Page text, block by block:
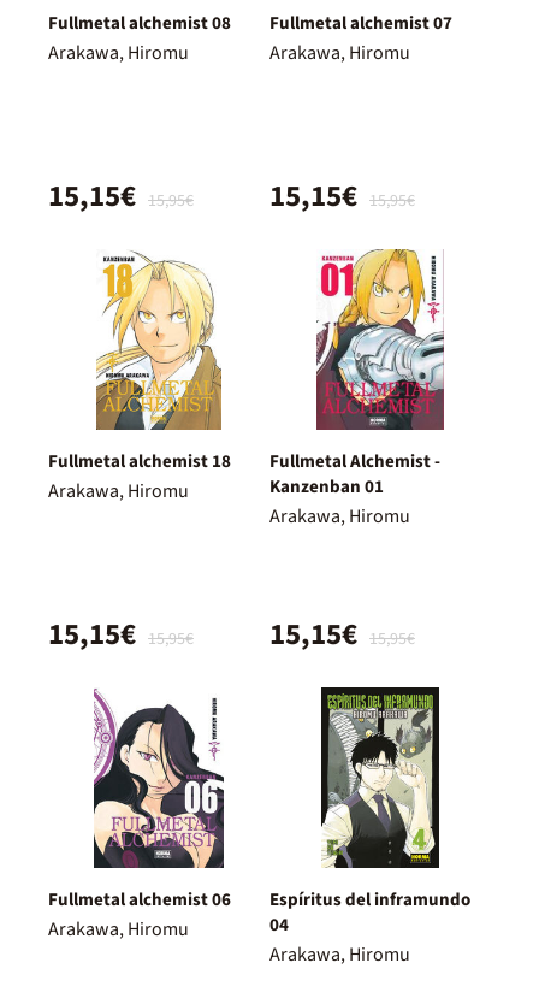
Fullmetal alchemist 08
Arakawa, Hiromu
15,95€
15,15€
Fullmetal alchemist 07
Arakawa, Hiromu
15,95€
15,15€
Fullmetal alchemist 18
Arakawa, Hiromu
15,95€
15,15€
Fullmetal Alchemist -
Kanzenban 01
Arakawa, Hiromu
15,95€
15,15€
Fullmetal alchemist 06
Arakawa, Hiromu
Espíritus del inframundo
04
Arakawa, Hiromu